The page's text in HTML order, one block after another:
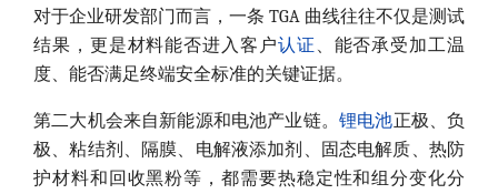
对于企业研发部门而言，一条 TGA 曲线往往不仅是测试
结果，更是材料能否进入客户认证 、能否承受加工温
度、能否满足终端安全标准的关键证据。
第二大机会来自新能源和电池产业链。 锂电池正极、负
极、粘结剂、隔膜、电解液添加剂、固态电解质、热防
护材料和回收黑粉等，都需要热稳定性和组分变化分